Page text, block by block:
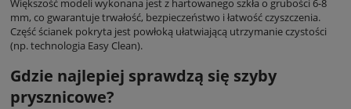
Większość modeli wykonana jest z hartowanego szkła o grubości 6-8
mm, co gwarantuje trwałość, bezpieczeństwo i łatwość czyszczenia.
Część ścianek pokryta jest powłoką ułatwiającą utrzymanie czystości
(np. technologia Easy Clean).
Gdzie najlepiej sprawdzą się szyby
prysznicowe?